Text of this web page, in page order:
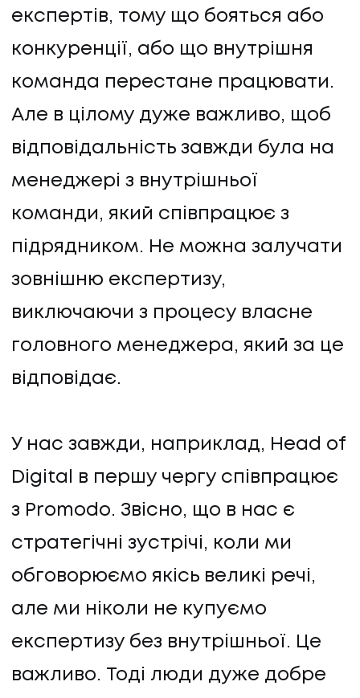
експертів, тому що бояться або
конкуренції, або що внутрішня
команда перестане працювати.
Але в цілому дуже важливо, щоб
відповідальність завжди була на
менеджері з внутрішньої
команди, який співпрацює з
підрядником. Не можна залучати
зовнішню експертизу,
виключаючи з процесу власне
головного менеджера, який за це
відповідає.
У нас завжди, наприклад, Head of
Digital в першу чергу співпрацює
з Promodo. Звісно, що в нас є
стратегічні зустрічі, коли ми
обговорюємо якісь великі речі,
але ми ніколи не купуємо
експертизу без внутрішньої. Це
важливо. Тоді люди дуже добре
©2026 Promodo
Політика конфіденційності